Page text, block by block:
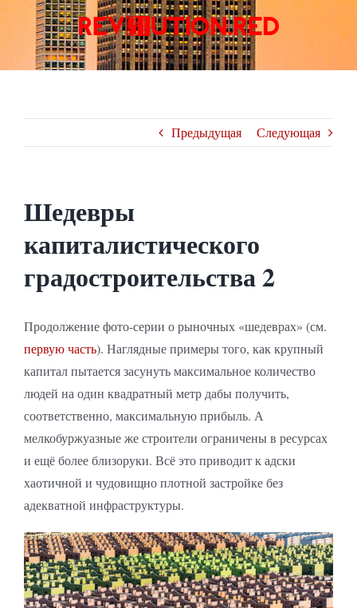
content
Предыдущая Следующая
Шедевры
капиталистического
градостроительства 2
Продолжение фото-серии о рыночных «шедеврах» (см.
первую часть). Наглядные примеры того, как крупный
капитал пытается засунуть максимальное количество
людей на один квадратный метр дабы получить,
соответственно, максимальную прибыль. А
мелкобуржуазные же строители ограничены в ресурсах
и ещё более близоруки. Всё это приводит к адски
хаотичной и чудовищно плотной застройке без
адекватной инфраструктуры.